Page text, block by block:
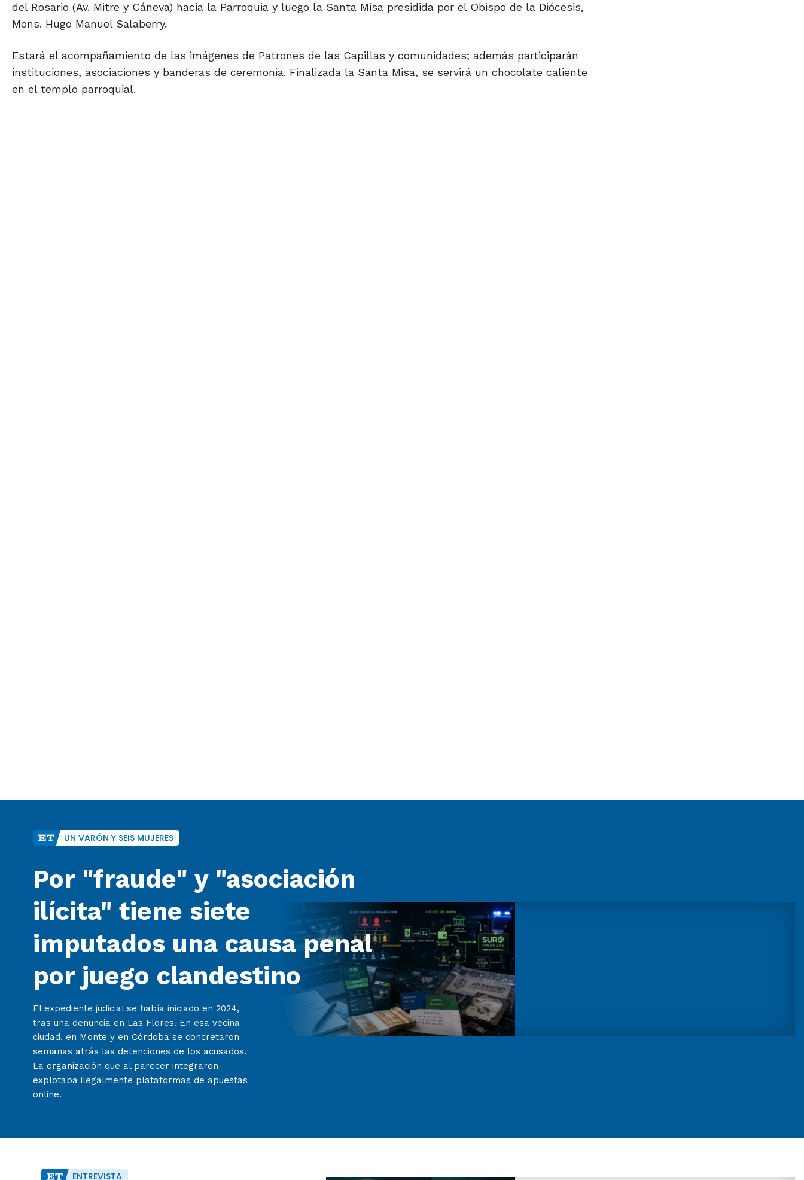
del Rosario (Av. Mitre y Cáneva) hacia la Parroquia y luego la Santa Misa presidida por el Obispo de la Diócesis,
Mons. Hugo Manuel Salaberry.
Estará el acompañamiento de las imágenes de Patrones de las Capillas y comunidades; además participarán
instituciones, asociaciones y banderas de ceremonia. Finalizada la Santa Misa, se servirá un chocolate caliente
en el templo parroquial.
UN VARÓN Y SEIS MUJERES
Por "fraude" y "asociación
ilícita" tiene siete
imputados una causa penal
por juego clandestino
El expediente judicial se había iniciado en 2024,
tras una denuncia en Las Flores. En esa vecina
ciudad, en Monte y en Córdoba se concretaron
semanas atrás las detenciones de los acusados.
La organización que al parecer integraron
explotaba ilegalmente plataformas de apuestas
online.
ENTREVISTA